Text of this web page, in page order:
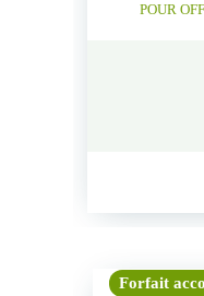
POUR
Forfait